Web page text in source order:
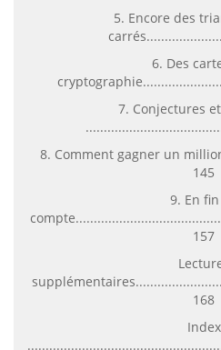
5. Encore des
6. Des
7. Conjectures
8. Comment gagner un
145
9. En
157
168
Index